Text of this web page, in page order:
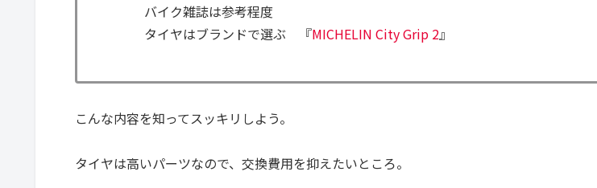
バイク雑誌は参考程度
タイヤはブランドで選ぶ 『MICHELIN City Grip 2』
こんな内容を知ってスッキリしよう。
タイヤは高いパーツなので、交換費用を抑えたいところ。